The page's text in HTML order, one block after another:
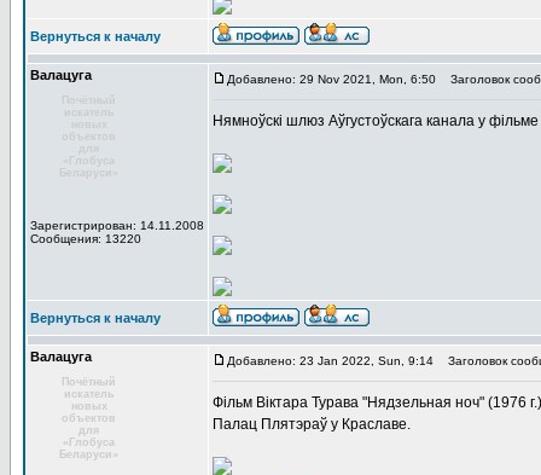
Вернуться к началу
Валацуга
Почётный
искатель
новых
объектов
для
«Глобуса
Беларуси»
Зарегистрирован: 14.11.2008
Сообщения: 13220
Добавлено: 29 Nov 2021, Mon, 6:50 Заголовок
Нямноўскі шлюз Аўгустоўскага канала у
Вернуться к началу
Валацуга
Почётный
искатель
новых
объектов
для
«Глобуса
Беларуси»
Добавлено: 23 Jan 2022, Sun, 9:14 Заголовок
Фільм Віктара Турава "Нядзельная ноч" (1976
Палац Плятэраў у Краславе.